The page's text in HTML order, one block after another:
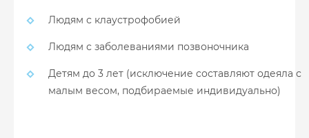
Людям с клаустрофобией
Людям с заболеваниями позвоночника
Детям до 3 лет (исключение составляют одеяла с
малым весом, подбираемые индивидуально)